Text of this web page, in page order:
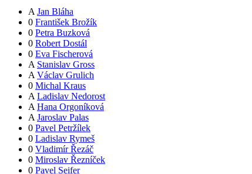
A Jan Bláha
0 František Brožík
0 Petra Buzková
0 Robert Dostál
0 Eva Fischerová
A Stanislav Gross
A Václav Grulich
0 Michal Kraus
A Ladislav Nedorost
A Hana Orgoníková
A Jaroslav Palas
0 Pavel Petržílek
0 Ladislav Rymeš
0 Vladimír Řezáč
0 Miroslav Řezníček
0 Pavel Seifer